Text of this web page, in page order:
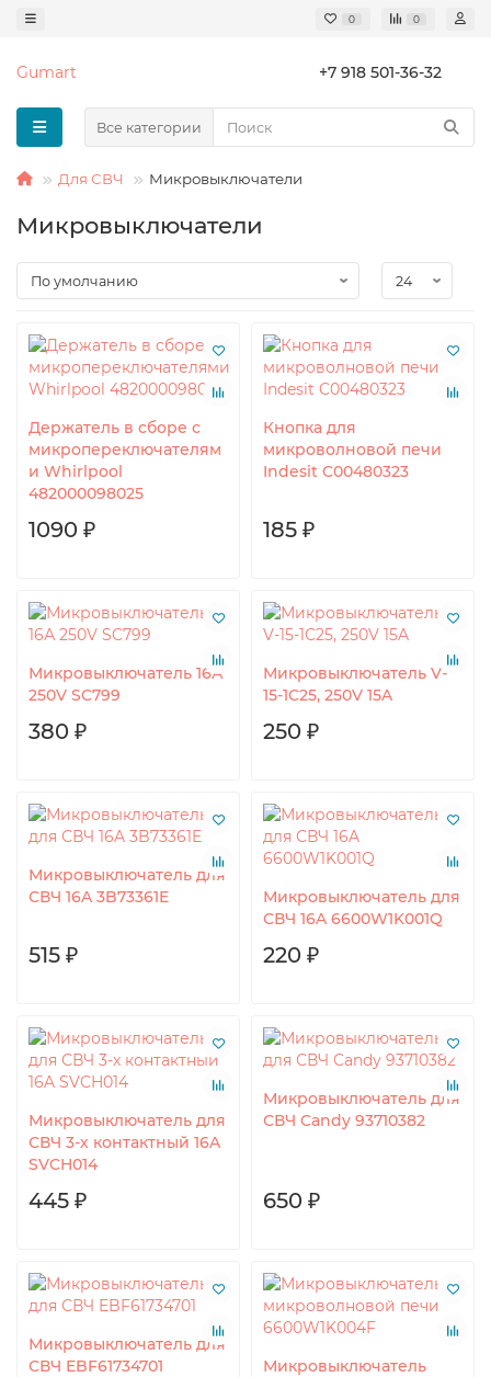
0 0
Gumart +7 918 501-36-32
Все категории
Для СВЧ Микровыключатели
Микровыключатели
Держатель в сборе с
микропереключателям
и Whirlpool
482000098025
1090 ₽
Кнопка для
микроволновой печи
Indesit C00480323
185 ₽
Микровыключатель 16А
250V SC799
380 ₽
Микровыключатель V-
15-1C25, 250V 15A
250 ₽
Микровыключатель для
СВЧ 16A 3B73361E
515 ₽
Микровыключатель для
СВЧ 16A 6600W1K001Q
220 ₽
Микровыключатель для
СВЧ 3-х контактный 16A
SVCH014
445 ₽
Микровыключатель для
СВЧ Candy 93710382
650 ₽
Микровыключатель для
СВЧ EBF61734701
Микровыключатель